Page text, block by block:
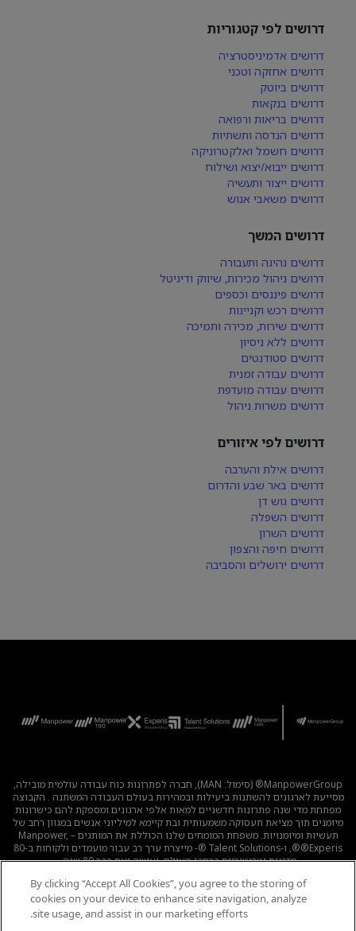
דרושים לפי קטגוריות
דרושים אדמיניסטרציה
דרושים אחזקה וטכני
דרושים ביוטק
דרושים בנקאות
דרושים בריאות ורפואה
דרושים הנדסה ותשתיות
דרושים חשמל ואלקטרוניקה
דרושים ייבוא/יצוא ושילוח
דרושים ייצור ותעשיה
דרושים משאבי אנוש
דרושים המשך
דרושים נהיגה ותעבורה
דרושים ניהול מכירות, שיווק ודיגיטל
דרושים פיננסים וכספים
דרושים רכש וקניינות
דרושים שירות, מכירה ותמיכה
דרושים ללא ניסיון
דרושים סטודנטים
דרושים עבודה זמנית
דרושים עבודה מועדפת
דרושים משרות ניהול
דרושים לפי איזורים
דרושים אילת והערבה
דרושים באר שבע והדרום
דרושים גוש דן
דרושים השפלה
דרושים השרון
דרושים חיפה והצפון
דרושים ירושלים והסביבה
ManpowerGroup® (סימול: MAN), חברה לפתרונות כוח עבודה עולמית מובילה,
מסייעת לארגונים להשתנות ביעילות ובמהירות בעולם העבודה המשתנה . הקבוצה
מפתחת מדי שנה פתרונות חדשניים למאות אלפי ארגונים ומספקת להם כישרונות
מיומנים תוך מציאת תעסוקה משמעותית ובת קיימא למיליוני אנשים במגוון רחב של
תעשיות ומיומנויות. משפחת המומחים שלנו הכוללת את המותגים – Manpower,
®Experis®, ו-Talent Solutions ®- מייצרת ערך רב עבור מועמדים ולקוחות ב-80
מדינות וטריטוריות ברחבי העולם, ועושה זאת כבר 80 שנה.
לכל המשרות | מדיניות הפרטיות | תנאי השימוש | נגישות
קוד אתי
|
By clicking “Accept All Cookies”, you agree to the storing of
cookies on your device to enhance site navigation, analyze
site usage, and assist in our marketing efforts.